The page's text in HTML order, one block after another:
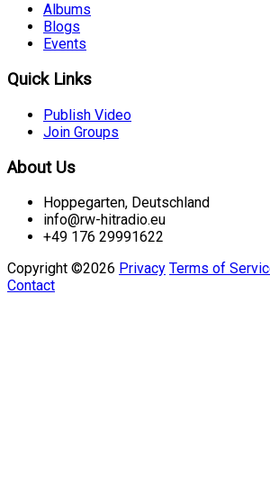
Albums
Blogs
Events
Quick Links
Publish Video
Join Groups
About Us
Hoppegarten, Deutschland
info@rw-hitradio.eu
+49 176 29991622
Copyright ©2026 Privacy Terms of
Contact